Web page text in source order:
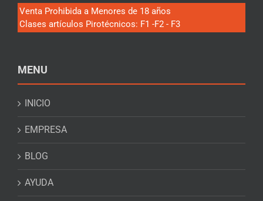
Venta Prohibida a Menores de 18 años
Clases artículos Pirotécnicos: F1 -F2 - F3
MENU
INICIO
EMPRESA
BLOG
AYUDA